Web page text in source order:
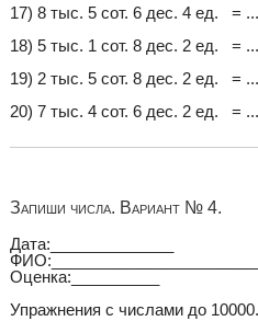
17) 8 тыс. 5 сот. 6 дес. 4 ед. =
18) 5 тыс. 1 сот. 8 дес. 2 ед. =
19) 2 тыс. 5 сот. 8 дес. 2 ед. =
20) 7 тыс. 4 сот. 6 дес. 2 ед. =
Запиши числа. Вариант № 4.
Дата:______________
Оценка:__________
Упражнения с числами до 10000.